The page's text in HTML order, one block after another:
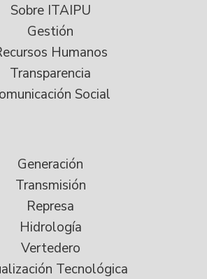
Sobre ITAIPU
Gestión
Humanos
Transparencia
Social
Generación
Transmisión
Represa
Hidrología
Vertedero
Tecnológica